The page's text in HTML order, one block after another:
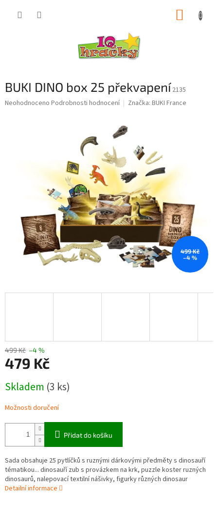
BUKI DINO box 25 překvapení 2135
Průměrné
Neohodnoceno Podrobnosti hodnocení Značka: BUKI France
499 Kč
–4 %
499 Kč –4 %
479 Kč
cena:
Skladem (3 ks)
Možnosti doručení
Přidat do košíku
Sada obsahuje 25 pytlíčků s ruznými dárkovými předměty s dinosauří
tématikou... dinosauří zub s provázkem na krk, puzzle koster ruzných
dinosaurů, nalepovací textilní nášivky, figurky různých dinosaur
Detailní informace